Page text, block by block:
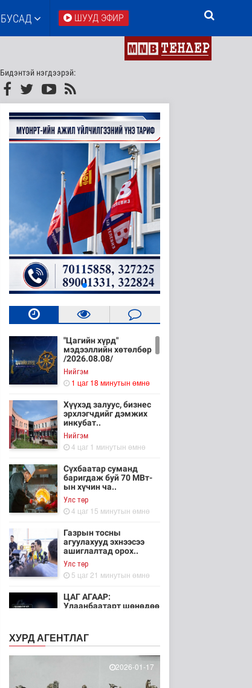
БУСАД ШУУД ЭФИР
Бидэнтэй нэгдээрэй:
"Цагийн хүрд"
мэдээллийн хөтөлбөр
/2026.08.08/
Нийгэм
1 цаг 18 минутын өмнө
Хүүхэд залуус, бизнес
эрхлэгчдийг дэмжих
инкубат..
Нийгэм
4 цаг 1 минутын өмнө
Сүхбаатар суманд
баригдаж буй 70 МВт-
ын хүчин ча..
Улс төр
4 цаг 15 минутын өмнө
Газрын тосны
агуулахууд эхнээсээ
ашиглалтад орох..
Улс төр
5 цаг 21 минутын өмнө
ЦАГ АГААР:
Улаанбаатарт шөнөдөө
6 цаг 16 минутын өмнө
аюулгүй орчинд
ХУРД АГЕНТЛАГ
2026-01-17